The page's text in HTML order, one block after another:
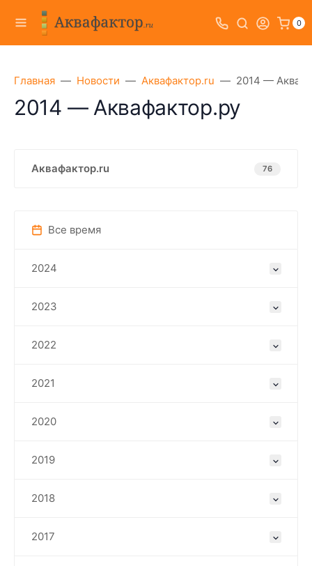
0
Главная Новости Аквафактор.ru 2014 —
2014 — Аквафактор.ру
Аквафактор.ru 76
Все время
2024
2023
2022
2021
2020
2019
2018
2017